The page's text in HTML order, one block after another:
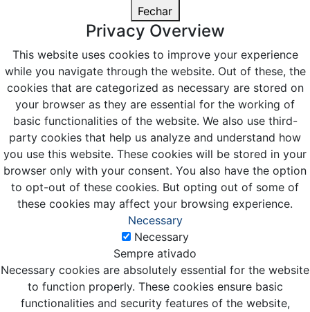
Fechar
Privacy Overview
This website uses cookies to improve your experience
while you navigate through the website. Out of these, the
cookies that are categorized as necessary are stored on
your browser as they are essential for the working of
basic functionalities of the website. We also use third-
party cookies that help us analyze and understand how
you use this website. These cookies will be stored in your
browser only with your consent. You also have the option
to opt-out of these cookies. But opting out of some of
these cookies may affect your browsing experience.
Necessary
Necessary
Sempre ativado
Necessary cookies are absolutely essential for the website
to function properly. These cookies ensure basic
functionalities and security features of the website,